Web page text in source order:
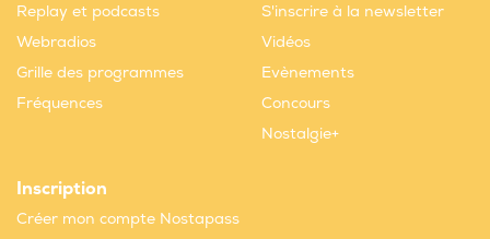
Replay et podcasts
Webradios
Grille des programmes
Fréquences
S'inscrire à la newsletter
Vidéos
Evènements
Concours
Nostalgie+
Inscription
Créer mon compte Nostapass